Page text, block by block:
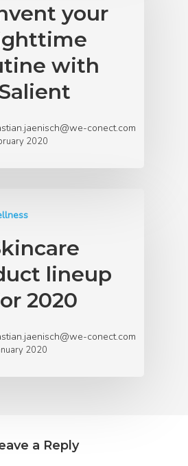
your
with
conect.com
2020
lineup
2020
conect.com
2020
a Reply